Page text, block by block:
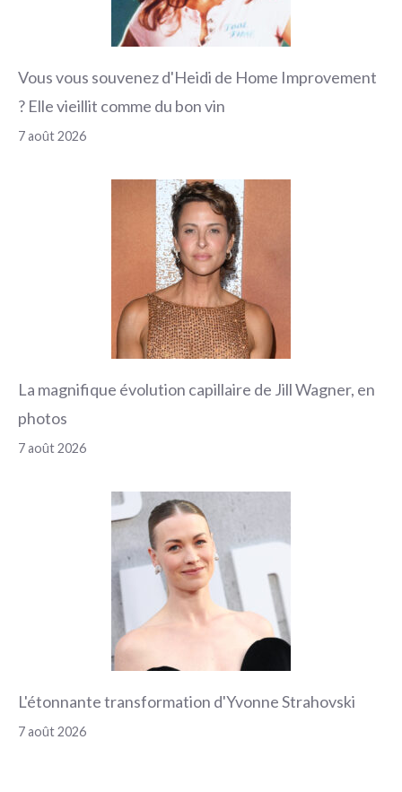
Vous vous souvenez d'Heidi de Home Improvement
? Elle vieillit comme du bon vin
7 août 2026
La magnifique évolution capillaire de Jill Wagner, en
photos
7 août 2026
L'étonnante transformation d'Yvonne Strahovski
7 août 2026